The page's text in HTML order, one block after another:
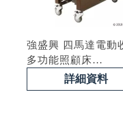
強盛興 四馬達電動
多功能照顧床
型號 : EN-3M
詳細資料